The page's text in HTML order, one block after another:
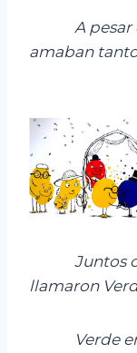
A
amaban
Juntos
llamaron
Verde